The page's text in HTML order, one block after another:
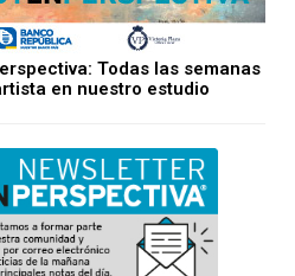
Todas las semanas
en nuestro estudio